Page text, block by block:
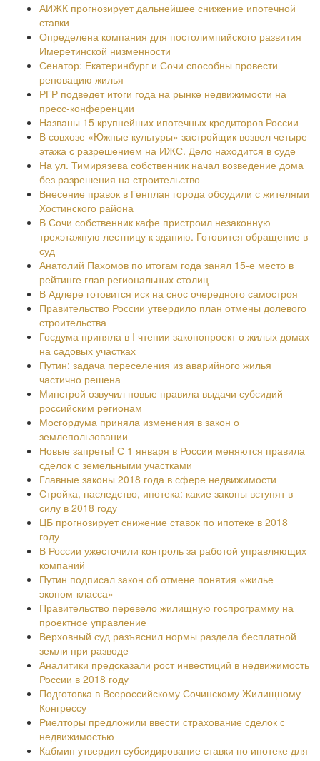
АИЖК прогнозирует дальнейшее снижение ипотечной
ставки
Определена компания для постолимпийского развития
Имеретинской низменности
Сенатор: Екатеринбург и Сочи способны провести
реновацию жилья
РГР подведет итоги года на рынке недвижимости на
пресс-конференции
Названы 15 крупнейших ипотечных кредиторов России
В совхозе «Южные культуры» застройщик возвел четыре
этажа с разрешением на ИЖС. Дело находится в суде
На ул. Тимирязева собственник начал возведение дома
без разрешения на строительство
Внесение правок в Генплан города обсудили с жителями
Хостинского района
В Сочи собственник кафе пристроил незаконную
трехэтажную лестницу к зданию. Готовится обращение в
суд
Анатолий Пахомов по итогам года занял 15-е место в
рейтинге глав региональных столиц
В Адлере готовится иск на снос очередного самостроя
Правительство России утвердило план отмены долевого
строительства
Госдума приняла в I чтении законопроект о жилых домах
на садовых участках
Путин: задача переселения из аварийного жилья
частично решена
Минстрой озвучил новые правила выдачи субсидий
российским регионам
Мосгордума приняла изменения в закон о
землепользовании
Новые запреты! С 1 января в России меняются правила
сделок с земельными участками
Главные законы 2018 года в сфере недвижимости
Стройка, наследство, ипотека: какие законы вступят в
силу в 2018 году
ЦБ прогнозирует снижение ставок по ипотеке в 2018
году
В России ужесточили контроль за работой управляющих
компаний
Путин подписал закон об отмене понятия «жилье
эконом-класса»
Правительство перевело жилищную госпрограмму на
проектное управление
Верховный суд разъяснил нормы раздела бесплатной
земли при разводе
Аналитики предсказали рост инвестиций в недвижимость
России в 2018 году
Подготовка в Всероссийскому Сочинскому Жилищному
Конгрессу
Риелторы предложили ввести страхование сделок с
недвижимостью
Кабмин утвердил субсидирование ставки по ипотеке для